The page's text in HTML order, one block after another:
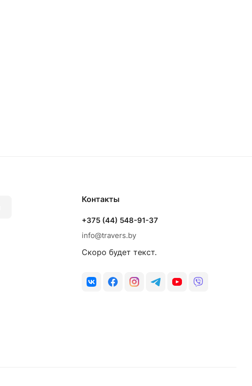
Контакты
+375 (44) 548-91-37
info@travers.by
Скоро будет текст.